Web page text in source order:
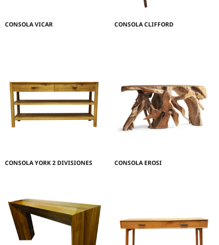
CONSOLA VICAR CONSOLA CLIFFORD
CONSOLA YORK 2 DIVISIONES CONSOLA EROSI